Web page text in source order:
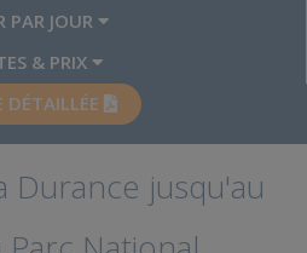
PAR JOUR
& PRIX
DÉTAILLÉE